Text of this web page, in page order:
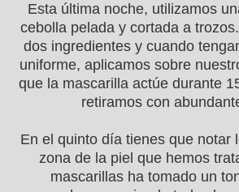
Esta última noche, utilizamos
cebolla pelada y cortada a
dos ingredientes y cuando
uniforme, aplicamos sobre
que la mascarilla actúe durante
retiramos con
En el quinto día tienes que notar
zona de la piel que hemos
mascarillas ha tomado un